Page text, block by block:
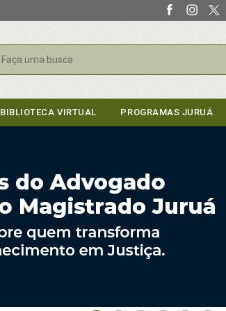
Buscar
BIBLIOTECA VIRTUAL PROGRAMAS JURUÁ